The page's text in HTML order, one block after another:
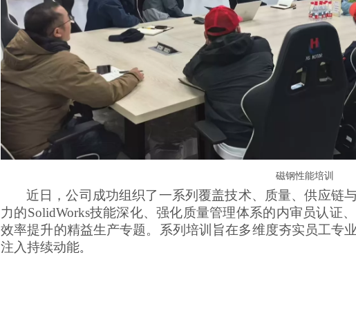
磁钢性能培训
近日，公司成功组织了一系列覆盖技术、质量、供应链
力的SolidWorks技能深化、强化质量管理体系的内审员认证
效率提升的精益生产专题。系列 培训旨在多维度夯实员工专
注入持续动能。